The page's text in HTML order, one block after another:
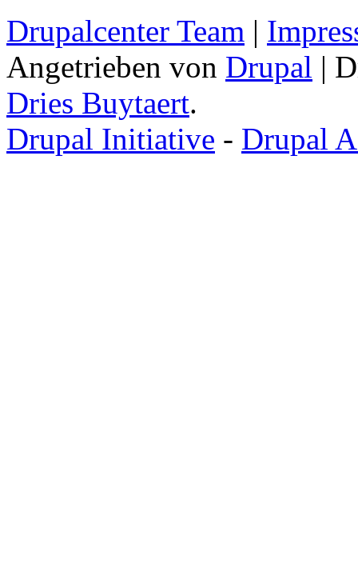
Drupalcenter Team |
Angetrieben von Drupal |
Dries Buytaert.
Drupal Initiative - Drupal